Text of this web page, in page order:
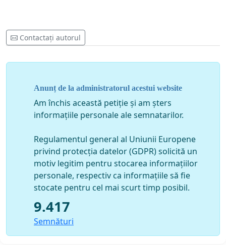
Contactați autorul
Anunț de la administratorul acestui website
Am închis această petiție și am șters
informațiile personale ale semnatarilor.
Regulamentul general al Uniunii Europene
privind protecția datelor (GDPR) solicită un
motiv legitim pentru stocarea informațiilor
personale, respectiv ca informațiile să fie
stocate pentru cel mai scurt timp posibil.
9.417
Semnături